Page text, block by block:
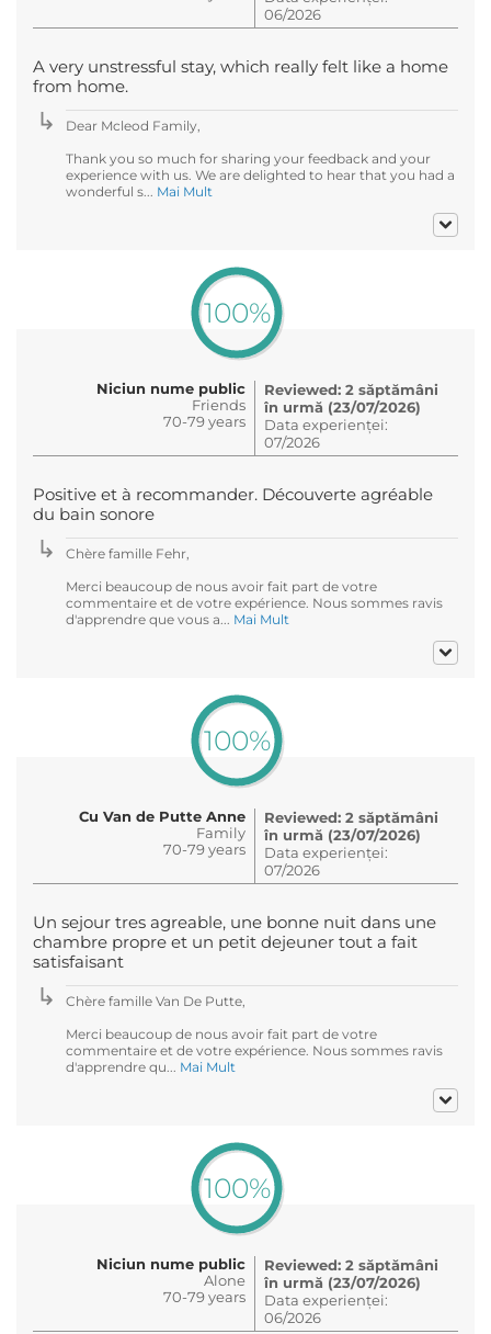
06/2026
A very unstressful stay, which really felt like a home
from home.
Dear Mcleod Family,
Thank you so much for sharing your feedback and your
experience with us. We are delighted to hear that you had a
wonderful s... Mai Mult
100%
Niciun nume public
Friends
70-79 years
Reviewed: 2 săptămâni
în urmă (23/07/2026)
Data experienței:
07/2026
Positive et à recommander. Découverte agréable
du bain sonore
Chère famille Fehr,
Merci beaucoup de nous avoir fait part de votre
commentaire et de votre expérience. Nous sommes ravis
d'apprendre que vous a... Mai Mult
100%
Cu Van de Putte Anne
Family
70-79 years
Reviewed: 2 săptămâni
în urmă (23/07/2026)
Data experienței:
07/2026
Un sejour tres agreable, une bonne nuit dans une
chambre propre et un petit dejeuner tout a fait
satisfaisant
Chère famille Van De Putte,
Merci beaucoup de nous avoir fait part de votre
commentaire et de votre expérience. Nous sommes ravis
d'apprendre qu... Mai Mult
100%
Niciun nume public
Alone
70-79 years
Reviewed: 2 săptămâni
în urmă (23/07/2026)
Data experienței:
06/2026